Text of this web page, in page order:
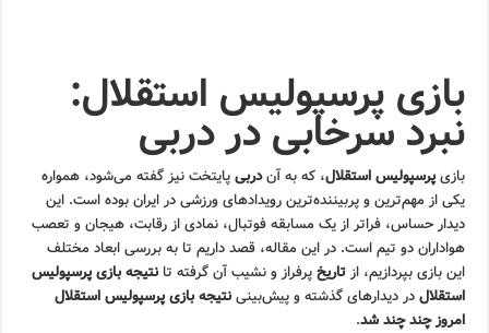
بازی پرسپولیس استقلال:
نبرد سرخابی در دربی
بازیپرسپولیس استقلال، که به آندربیپایتخت نیز گفته می‌شود، همواره
یکی از مهم‌ترین و پربیننده‌ترین رویدادهای ورزشی در ایران بوده است. این
دیدار حساس، فراتر از یک مسابقه فوتبال، نمادی از رقابت، هیجان و تعصب
هواداران دو تیم است. در این مقاله، قصد داریم تا به بررسی ابعاد مختلف
این بازی بپردازیم، ازتاریخپرفراز و نشیب آن گرفته تانتیجه بازی پرسپولیس
استقلالدر دیدارهای گذشته و پیش‌بینینتیجه بازی پرسپولیس استقلال
امروز چند چند شد.